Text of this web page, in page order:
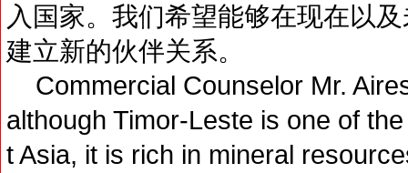
入国家。我们希望能够在现在以
建立新的伙伴关系。
Commercial Counselor Mr.
although Timor-Leste is one of
t Asia, it is rich in mineral